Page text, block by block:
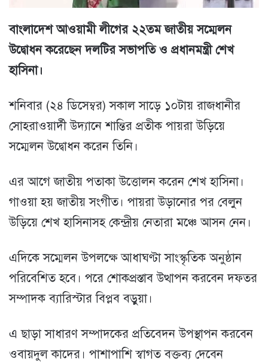
বাংলাদেশ আওয়ামী লীগের ২২তম জাতীয় সম্মেলন
উদ্বোধন করেছেন দলটির সভাপতি ও প্রধানমন্ত্রী শেখ
হাসিনা।
শনিবার (২৪ ডিসেম্বর) সকাল সাড়ে ১০টায় রাজধানীর
সোহরাওয়ার্দী উদ্যানে শান্তির প্রতীক পায়রা উড়িয়ে
সম্মেলন উদ্বোধন করেন তিনি।
এর আগে জাতীয় পতাকা উত্তোলন করেন শেখ হাসিনা।
গাওয়া হয় জাতীয় সংগীত। পায়রা উড়ানোর পর বেলুন
উড়িয়ে শেখ হাসিনাসহ কেন্দ্রীয় নেতারা মঞ্চে আসন নেন।
এদিকে সম্মেলন উপলক্ষে আধাঘণ্টা সাংস্কৃতিক অনুষ্ঠান
পরিবেশিত হবে। পরে শোকপ্রস্তাব উত্থাপন করবেন দফতর
সম্পাদক ব্যারিস্টার বিপ্লব বড়ুয়া।
এ ছাড়া সাধারণ সম্পাদকের প্রতিবেদন উপস্থাপন করবেন
ওবায়দুল কাদের। পাশাপাশি স্বাগত বক্তব্য দেবেন